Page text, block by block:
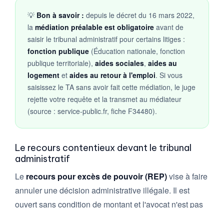
💡 Bon à savoir : depuis le décret du 16 mars 2022,
la médiation préalable est obligatoire avant de
saisir le tribunal administratif pour certains litiges :
fonction publique (Éducation nationale, fonction
publique territoriale), aides sociales, aides au
logement et aides au retour à l'emploi. Si vous
saisissez le TA sans avoir fait cette médiation, le juge
rejette votre requête et la transmet au médiateur
(source : service-public.fr, fiche F34480).
Le recours contentieux devant le tribunal
administratif
Le recours pour excès de pouvoir (REP)vise à faire
annuler une décision administrative illégale. Il est
ouvert sans condition de montant et l'avocat n'est pas